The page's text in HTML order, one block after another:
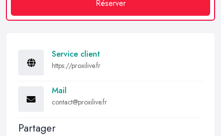
Réserver
Service client
https://proxilive.fr
Mail
contact@proxilive.fr
Partager